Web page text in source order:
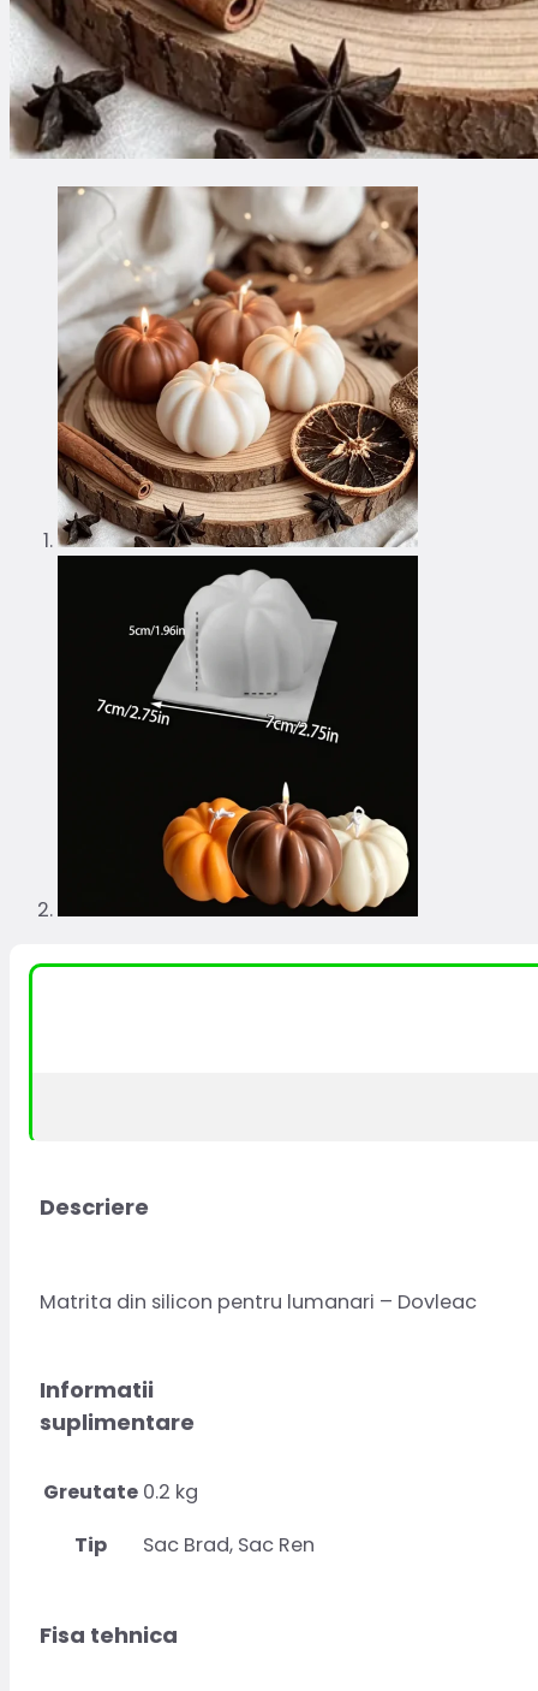
Descriere
Matrita din silicon pentru lumanari – Dovleac
Informatii
suplimentare
Greutate 0.2 kg
Tip
Sac Brad, Sac Ren
Fisa tehnica